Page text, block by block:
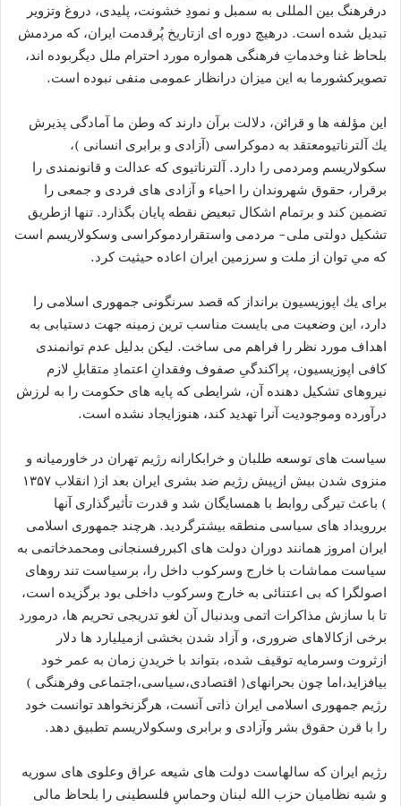
درفرهنگ بين المللى به سمبل و نمودِ خشونت، پليدى، دروغ وتزوير
تبديل شده است. درهيچ دوره اى ازتاريخ پُرقدمت ايران، كه مردمش
بلحاظ غنا وخدماتِ فرهنگى همواره مورد احترام ملل ديگربوده اند،
تصويركشورما به اين ميزان درانظار عمومى منفى نبوده است.
اين مؤلفه ها و قرائن، دلالت برآن دارند كه وطن ما آمادگى پذيرش
يك آلترناتيومعتقد به دموکراسی (آزادی و برابری انسانی )،
سکولاریسم ومردمی را دارد. آلترناتيوى كه عدالت و قانونمندی را
برقرار، حقوق شهروندان را احياء و آزادى هاى فردى و جمعى را
تضمين كند و برتمام اشکال تبعیض نقطه پایان بگذارد. تنها ازطريق
تشكيل دولتى ملی- مردمى واستقراردموكراسى وسکولاریسم است
كه مي توان از ملت و سرزمين ايران اعاده حيثيت كرد.
براى يك اپوزيسيون برانداز كه قصد سرنگونى جمهورى اسلامى را
دارد، اين وضعيت مى بايست مناسب ترين زمينه جهت دستيابى به
اهداف مورد نظر را فراهم مى ساخت. ليكن بدليل عدم توانمندى
كافى اپوزيسيون، پراكندگىِ صفوف وفقدانِ اعتمادِ متقابلِ لازم
نيروهاى تشكيل دهنده آن، شرايطى كه پايه هاى حكومت را به لرزش
درآورده وموجوديت آنرا تهديد كند، هنوزايجاد نشده است.
سیاست های توسعه طلبان و خرابکارانه رژیم تهران در خاورمیانه و
منزوی شدن بیش ازپیش رژیم ضد بشری ايران بعد از( انقلاب ۱۳۵۷
) باعث تیرگی روابط با همسایگان شد و قدرت تأثيرگذارى آنها
بررويداد هاى سياسى منطقه بيشترگردید. هرچند جمهورى اسلامى
ایران امروز همانند دوران دولت های اکبررفسنجانی ومحمدخاتمی به
سیاست مماشات با خارج وسرکوب داخل را، برسیاست تند روهای
اصولگرا که بی اعتنائی به خارج وسرکوب داخلی بود برگزیده است،
تا با سازش مذاكرات اتمى وبدنبال آن لغو تدریجی تحريم ها، درمورد
برخى ازكالاهاى ضرورى، و آزاد شدن بخشى ازميليارد ها دلار
ازثروت وسرمايه توقيف شده، بتواند با خریدنِ زمان به عمر خود
بیافزاید،اما چون بحرانهای( اقتصادی،سیاسی،اجتماعی وفرهنگی )
رژیم جمهورى اسلامى ایران ذاتی آنست، هرگزنخواهد توانست خود
را با قرن حقوق بشر وآزادی و برابری وسکولاریسم تطبیق دهد.
رژيم ایران كه سالهاست دولت هاى شيعه عراق وعلوی های سوريه
و شبه نظاميان حزب الله لبنان وحماسِ فلسطينى را بلحاظ مالى